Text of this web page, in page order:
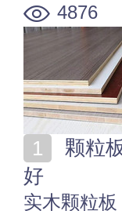
4876
好
实木颗粒板